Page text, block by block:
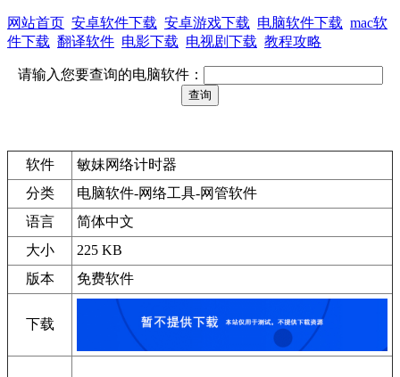
网站首页 安卓软件下载 安卓游戏下载 电脑软件下载 mac软
件下载 翻译软件 电影下载 电视剧下载 教程攻略
请输入您要查询的电脑软件：
软件
敏妹网络计时器
分类
电脑软件-网络工具-网管软件
语言
简体中文
大小
225 KB
版本
免费软件
下载